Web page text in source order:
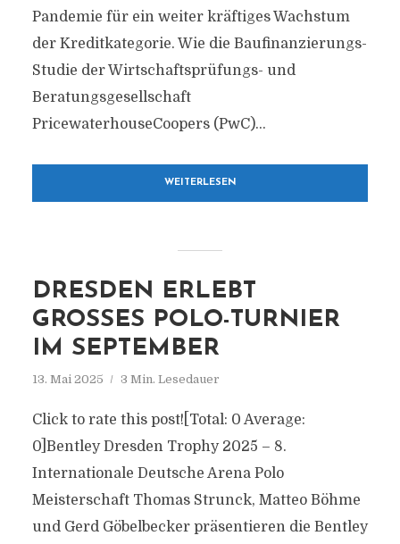
Pandemie für ein weiter kräftiges Wachstum
der Kreditkategorie. Wie die Baufinanzierungs-
Studie der Wirtschaftsprüfungs- und
Beratungsgesellschaft
PricewaterhouseCoopers (PwC)...
WEITERLESEN
DRESDEN ERLEBT
GROSSES POLO-TURNIER I
M SEPTEMBER
13. Mai 2025 3 Min. Lesedauer
Click to rate this post![Total: 0 Average:
0]Bentley Dresden Trophy 2025 – 8.
Internationale Deutsche Arena Polo
Meisterschaft Thomas Strunck, Matteo Böhme
und Gerd Göbelbecker präsentieren die Bentley